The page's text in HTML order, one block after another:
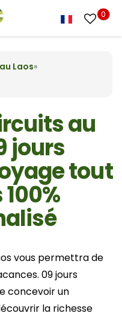
0
Laos»
au
jours
tout
vous permettra de
09 jours
concevoir un
la richesse